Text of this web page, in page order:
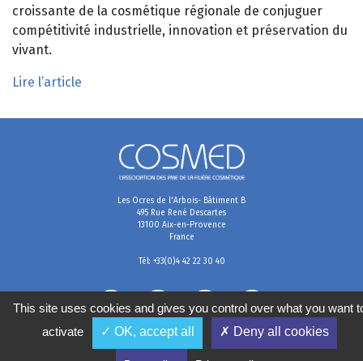
croissante de la cosmétique régionale de conjuguer
compétitivité industrielle, innovation et préservation du
vivant.
Lire l’article
Les Ocres de l'Arbois- Bâtiment B
495 Rue René Descartes
13100 Aix-en-Provence
France
Tél: +33(0)4 42 22 30 40
This site uses cookies and gives you control over what you want
activate
✓ OK, accept all ✗ Deny all cookies